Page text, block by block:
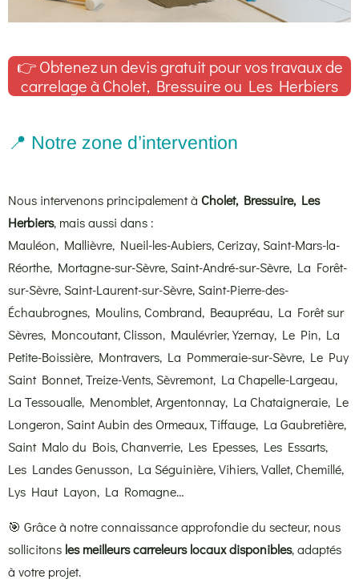
👉 Obtenez un devis gratuit pour vos travaux de
carrelage à Cholet, Bressuire ou Les Herbiers
📍 Notre zone d’intervention
Nous intervenons principalement à Cholet, Bressuire, Les
Herbiers, mais aussi dans :
Mauléon, Mallièvre, Nueil-les-Aubiers, Cerizay, Saint-Mars-la-
Réorthe, Mortagne-sur-Sèvre, Saint-André-sur-Sèvre, La Forêt-
sur-Sèvre, Saint-Laurent-sur-Sèvre, Saint-Pierre-des-
Échaubrognes, Moulins, Combrand, Beaupréau, La Forêt sur
Sèvres, Moncoutant, Clisson, Maulévrier, Yzernay, Le Pin, La
Petite-Boissière, Montravers, La Pommeraie-sur-Sèvre, Le Puy
Saint Bonnet, Treize-Vents, Sèvremont, La Chapelle-Largeau,
La Tessoualle, Menomblet, Argentonnay, La Chataigneraie, Le
Longeron, Saint Aubin des Ormeaux, Tiffauge, La Gaubretière,
Saint Malo du Bois, Chanverrie, Les Epesses, Les Essarts,
Les Landes Genusson, La Séguinière, Vihiers, Vallet, Chemillé,
Lys Haut Layon, La Romagne…
🎯 Grâce à notre connaissance approfondie du secteur, nous
sollicitons les meilleurs carreleurs locaux disponibles, adaptés
à votre projet.